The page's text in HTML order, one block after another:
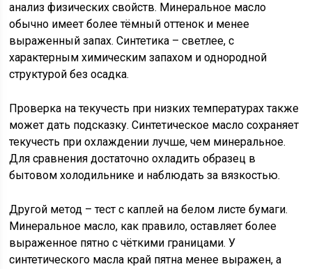
анализ физических свойств. Минеральное масло
обычно имеет более тёмный оттенок и менее
выраженный запах. Синтетика – светлее, с
характерным химическим запахом и однородной
структурой без осадка.
Проверка на текучесть при низких температурах также
может дать подсказку. Синтетическое масло сохраняет
текучесть при охлаждении лучше, чем минеральное.
Для сравнения достаточно охладить образец в
бытовом холодильнике и наблюдать за вязкостью.
Другой метод – тест с каплей на белом листе бумаги.
Минеральное масло, как правило, оставляет более
выраженное пятно с чёткими границами. У
синтетического масла край пятна менее выражен, а